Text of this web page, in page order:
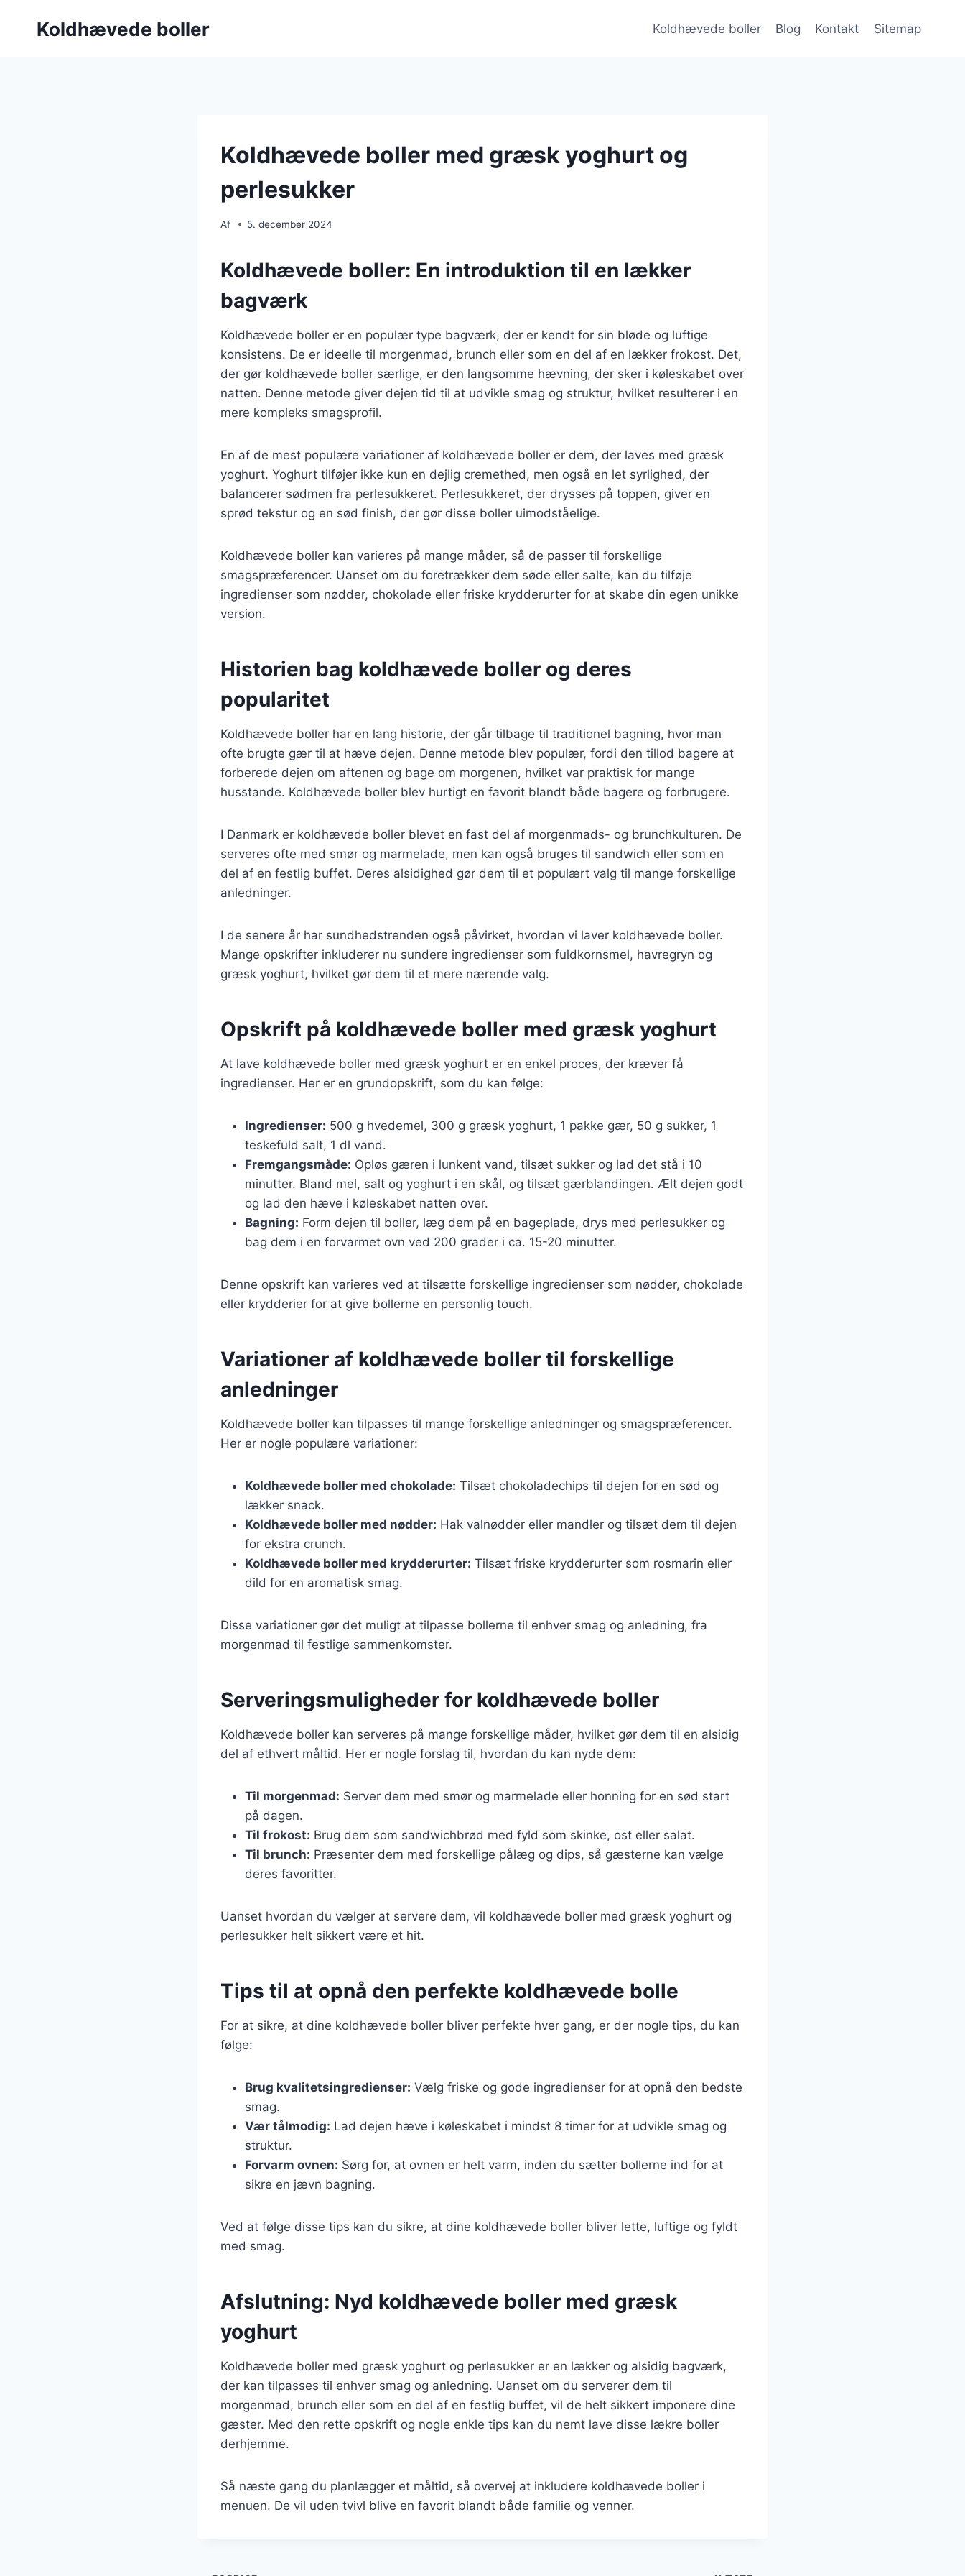
Koldhævede boller Koldhævede boller Blog Kontakt Sitemap
Koldhævede boller med græsk yoghurt og
perlesukker
Af 5. december 2024
Koldhævede boller: En introduktion til en lækker
bagværk
Koldhævede boller er en populær type bagværk, der er kendt for sin bløde og luftige
konsistens. De er ideelle til morgenmad, brunch eller som en del af en lækker frokost. Det,
der gør koldhævede boller særlige, er den langsomme hævning, der sker i køleskabet over
natten. Denne metode giver dejen tid til at udvikle smag og struktur, hvilket resulterer i en
mere kompleks smagsprofil.
En af de mest populære variationer af koldhævede boller er dem, der laves med græsk
yoghurt. Yoghurt tilføjer ikke kun en dejlig cremethed, men også en let syrlighed, der
balancerer sødmen fra perlesukkeret. Perlesukkeret, der drysses på toppen, giver en
sprød tekstur og en sød finish, der gør disse boller uimodståelige.
Koldhævede boller kan varieres på mange måder, så de passer til forskellige
smagspræferencer. Uanset om du foretrækker dem søde eller salte, kan du tilføje
ingredienser som nødder, chokolade eller friske krydderurter for at skabe din egen unikke
version.
Historien bag koldhævede boller og deres
popularitet
Koldhævede boller har en lang historie, der går tilbage til traditionel bagning, hvor man
ofte brugte gær til at hæve dejen. Denne metode blev populær, fordi den tillod bagere at
forberede dejen om aftenen og bage om morgenen, hvilket var praktisk for mange
husstande. Koldhævede boller blev hurtigt en favorit blandt både bagere og forbrugere.
I Danmark er koldhævede boller blevet en fast del af morgenmads- og brunchkulturen. De
serveres ofte med smør og marmelade, men kan også bruges til sandwich eller som en
del af en festlig buffet. Deres alsidighed gør dem til et populært valg til mange forskellige
anledninger.
I de senere år har sundhedstrenden også påvirket, hvordan vi laver koldhævede boller.
Mange opskrifter inkluderer nu sundere ingredienser som fuldkornsmel, havregryn og
græsk yoghurt, hvilket gør dem til et mere nærende valg.
Opskrift på koldhævede boller med græsk yoghurt
At lave koldhævede boller med græsk yoghurt er en enkel proces, der kræver få
ingredienser. Her er en grundopskrift, som du kan følge:
Ingredienser: 500 g hvedemel, 300 g græsk yoghurt, 1 pakke gær, 50 g sukker, 1
teskefuld salt, 1 dl vand.
Fremgangsmåde: Opløs gæren i lunkent vand, tilsæt sukker og lad det stå i 10
minutter. Bland mel, salt og yoghurt i en skål, og tilsæt gærblandingen. Ælt dejen godt
og lad den hæve i køleskabet natten over.
Bagning: Form dejen til boller, læg dem på en bageplade, drys med perlesukker og
bag dem i en forvarmet ovn ved 200 grader i ca. 15-20 minutter.
Denne opskrift kan varieres ved at tilsætte forskellige ingredienser som nødder, chokolade
eller krydderier for at give bollerne en personlig touch.
Variationer af koldhævede boller til forskellige
anledninger
Koldhævede boller kan tilpasses til mange forskellige anledninger og smagspræferencer.
Her er nogle populære variationer:
Koldhævede boller med chokolade: Tilsæt chokoladechips til dejen for en sød og
lækker snack.
Koldhævede boller med nødder: Hak valnødder eller mandler og tilsæt dem til dejen
for ekstra crunch.
Koldhævede boller med krydderurter: Tilsæt friske krydderurter som rosmarin eller
dild for en aromatisk smag.
Disse variationer gør det muligt at tilpasse bollerne til enhver smag og anledning, fra
morgenmad til festlige sammenkomster.
Serveringsmuligheder for koldhævede boller
Koldhævede boller kan serveres på mange forskellige måder, hvilket gør dem til en alsidig
del af ethvert måltid. Her er nogle forslag til, hvordan du kan nyde dem:
Til morgenmad: Server dem med smør og marmelade eller honning for en sød start
på dagen.
Til frokost: Brug dem som sandwichbrød med fyld som skinke, ost eller salat.
Til brunch: Præsenter dem med forskellige pålæg og dips, så gæsterne kan vælge
deres favoritter.
Uanset hvordan du vælger at servere dem, vil koldhævede boller med græsk yoghurt og
perlesukker helt sikkert være et hit.
Tips til at opnå den perfekte koldhævede bolle
For at sikre, at dine koldhævede boller bliver perfekte hver gang, er der nogle tips, du kan
følge:
Brug kvalitetsingredienser: Vælg friske og gode ingredienser for at opnå den bedste
smag.
Vær tålmodig: Lad dejen hæve i køleskabet i mindst 8 timer for at udvikle smag og
struktur.
Forvarm ovnen: Sørg for, at ovnen er helt varm, inden du sætter bollerne ind for at
sikre en jævn bagning.
Ved at følge disse tips kan du sikre, at dine koldhævede boller bliver lette, luftige og fyldt
med smag.
Afslutning: Nyd koldhævede boller med græsk
yoghurt
Koldhævede boller med græsk yoghurt og perlesukker er en lækker og alsidig bagværk,
der kan tilpasses til enhver smag og anledning. Uanset om du serverer dem til
morgenmad, brunch eller som en del af en festlig buffet, vil de helt sikkert imponere dine
gæster. Med den rette opskrift og nogle enkle tips kan du nemt lave disse lækre boller
derhjemme.
Så næste gang du planlægger et måltid, så overvej at inkludere koldhævede boller i
menuen. De vil uden tvivl blive en favorit blandt både familie og venner.